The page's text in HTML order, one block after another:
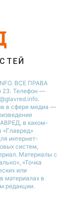
ВСЕ ПРАВА
23. Телефон —
в сфере медиа —
в каком-
«Главред»
интернет-
систем,
Материалы с
«Точка
или
материалах в
редакции.